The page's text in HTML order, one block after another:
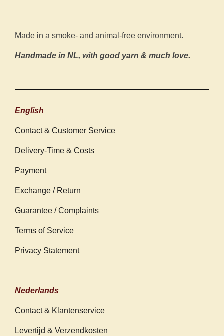
Made in a smoke- and animal-free environment.
Handmade in NL, with good yarn & much love.
English
Contact & Customer Service
Delivery-Time & Costs
Payment
Exchange / Return
Guarantee / Complaints
Terms of Service
Privacy Statement
Nederlands
Contact & Klantenservice
Levertijd & Verzendkosten